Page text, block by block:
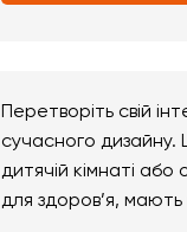
Перетворіть свій
сучасного дизайну.
дитячій кімнаті
для здоров’я, мають